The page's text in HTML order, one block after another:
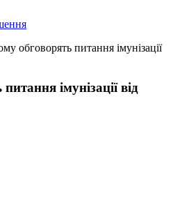
обговорять питання імунізації
імунізації від